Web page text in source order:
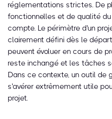
réglementations strictes. De
fonctionnelles et de qualité
compte. Le périmètre d'un
clairement défini dès le
peuvent évoluer en cours de
reste inchangé et les tâches
Dans ce contexte, un outil de
s'avérer extrêmement utile
projet.